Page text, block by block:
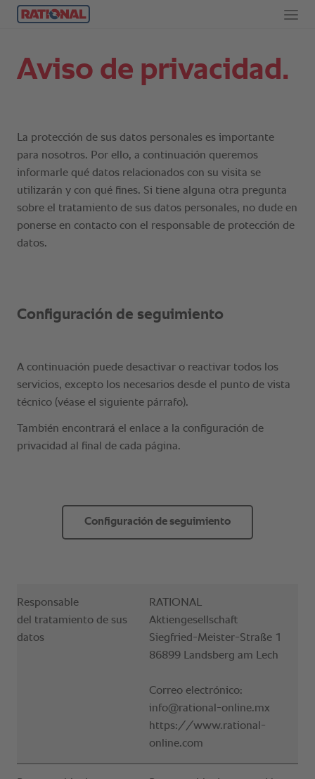
Aviso de privacidad.
Configuración de seguimiento